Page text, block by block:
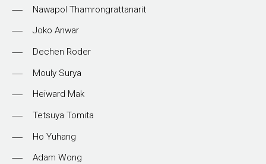
Nawapol Thamrongrattanarit
Joko Anwar
Dechen Roder
Mouly Surya
Heiward Mak
Tetsuya Tomita
Ho Yuhang
Adam Wong